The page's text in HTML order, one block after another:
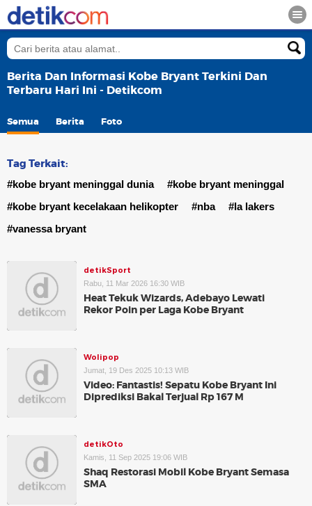
Berita Dan Informasi Kobe Bryant Terkini Dan
Terbaru Hari Ini - Detikcom
Semua Berita Foto
Tag Terkait:
#kobe bryant meninggal dunia
#kobe bryant meninggal
#kobe bryant kecelakaan helikopter
#nba
#la lakers
#vanessa bryant
detikSport
Rabu, 11 Mar 2026 16:30 WIB
Heat Tekuk Wizards, Adebayo Lewati
Rekor Poin per Laga Kobe Bryant
Wolipop
Jumat, 19 Des 2025 10:13 WIB
Video: Fantastis! Sepatu Kobe Bryant Ini
Diprediksi Bakal Terjual Rp 167 M
detikOto
Kamis, 11 Sep 2025 19:06 WIB
Shaq Restorasi Mobil Kobe Bryant Semasa
SMA